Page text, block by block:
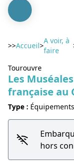
>>Accueil>
A voir, à
faire
Tourouvre
Les
française au
Type :
hors